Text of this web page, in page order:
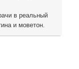
в реальный
и моветон.